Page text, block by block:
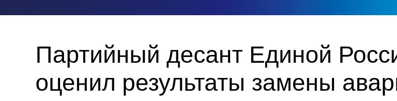
Партийный десант Единой
оценил результаты замены